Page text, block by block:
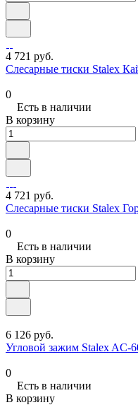
4 721 руб.
Слесарные тиски Stalex
0
Есть в наличии
В корзину
4 721 руб.
Слесарные тиски Stalex
0
Есть в наличии
В корзину
6 126 руб.
Угловой зажим Stalex AC-
0
Есть в наличии
В корзину